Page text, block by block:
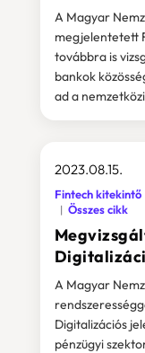
A Magyar
megjelentetett
továbbra is
bankok
ad a
2023.08.15.
Fintech kitekintő
Összes cikk
A Magyar
Digitalizációs
pénzügyi